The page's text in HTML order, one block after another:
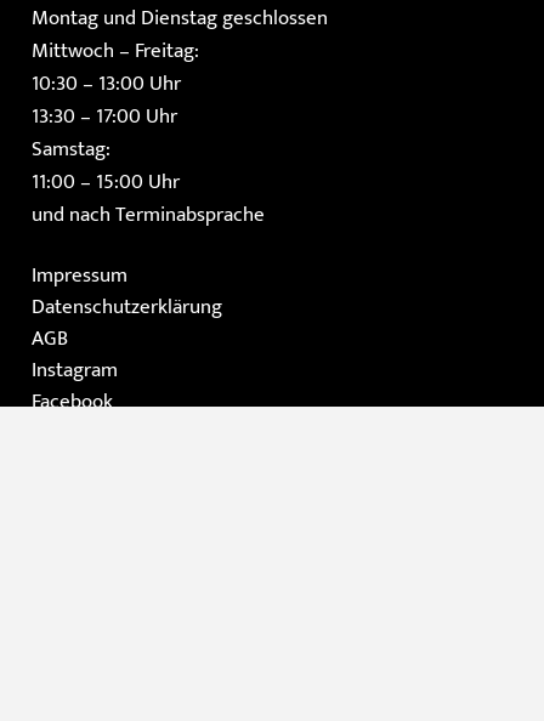
Montag und Dienstag geschlossen
Mittwoch – Freitag:
10:30 – 13:00 Uhr
13:30 – 17:00 Uhr
Samstag:
11:00 – 15:00 Uhr
und nach Terminabsprache
Impressum
Datenschutzerklärung
AGB
Instagram
Facebook